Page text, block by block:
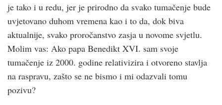
je tako i u redu, jer je prirodno da svako tumačenje bude
uvjetovano duhom vremena kao i to da, dok biva
aktualnije, svako proročanstvo zasja u novome svjetlu.
Molim vas: Ako papa Benedikt XVI. sam svoje
tumačenje iz 2000. godine relativizira i otvoreno stavlja
na raspravu, zašto se ne bismo i mi odazvali tomu
pozivu?